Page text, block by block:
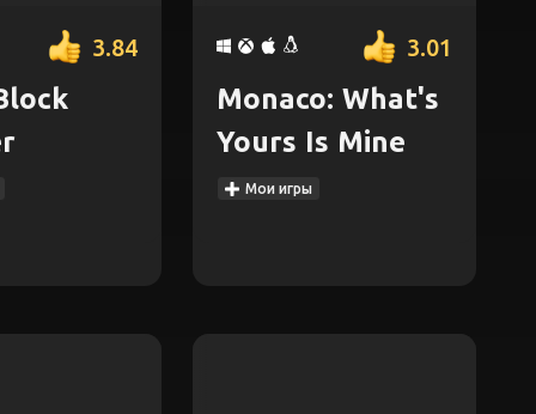
3.84 3.01
Monaco: What's
Yours Is Mine
Мои игры